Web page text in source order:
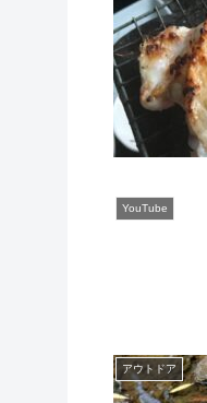
YouTube
アウトドア